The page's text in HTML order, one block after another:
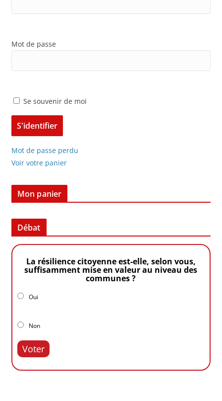
Mot de passe
Se souvenir de moi
Mot de passe perdu
Voir votre panier
Mon panier
Débat
La résilience citoyenne est-elle, selon vous,
suffisamment mise en valeur au niveau des
communes ?
Oui
Non
Voter